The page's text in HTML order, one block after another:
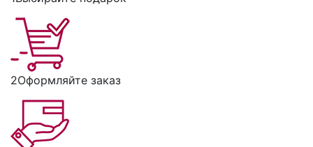
2Оформляйте заказ